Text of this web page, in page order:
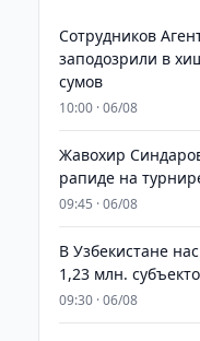
Сотрудников
заподозрили в
сумов
10:00 · 06/08
Жавохир
рапиде на
09:45 · 06/08
В Узбекистане
1,23 млн.
09:30 · 06/08